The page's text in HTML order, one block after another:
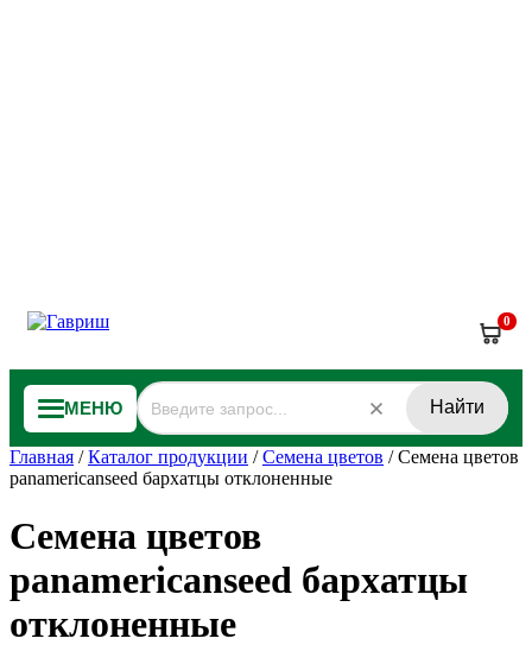
0
МЕНЮ Найти
Главная /Каталог продукции /Семена цветов /Семена цветов
panamericanseed бархатцы отклоненные
Семена цветов
panamericanseed бархатцы
отклоненные